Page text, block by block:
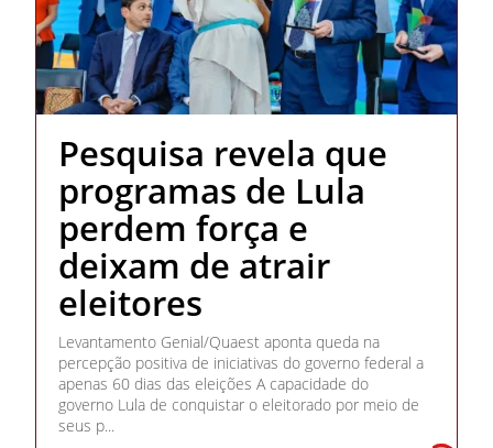
Pesquisa revela que
programas de Lula
perdem força e
deixam de atrair
eleitores
Levantamento Genial/Quaest aponta queda na
percepção positiva de iniciativas do governo federal a
apenas 60 dias das eleições A capacidade do
governo Lula de conquistar o eleitorado por meio de
seus p...